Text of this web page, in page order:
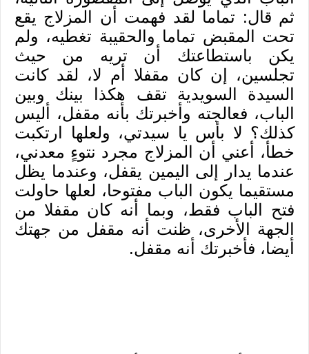
ثم قال: تماما لقد فهمت أن المزلاج يقع
تحت المقبض تماما والحقيبة تغطيه، ولم
يكن باستطاعتك أن تريه من حيث
تجلسين، إن كان مقفلا أم لا، لقد كانت
السيدة السويدية تقف هكذا بينك وبين
الباب، فعالجته وأخبرتك بأنه مقفل، أليس
كذلك؟ لا بأس يا سيدتي، ولعلها ارتكبت
خطأ، أعني أن المزلاج مجرد نتوءٍ معدني،
عندما يدار إلى اليمين يقفل، وعندما يظل
مستقيما يكون الباب مفتوحا، لعلها حاولت
فتح الباب فقط، وبما أنه كان مقفلا من
الجهة الأخرى، ظنت أنه مقفل من جهتك
أيضا، فأخبرتك أنه مقفل.